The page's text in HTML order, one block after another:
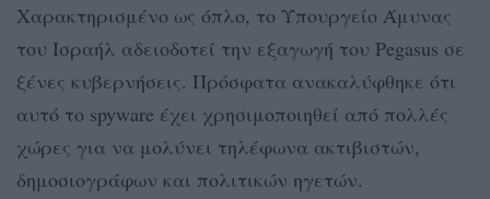
Χαρακτηρισμένο ως όπλο, το Υπουργείο Άμυνας
του Ισραήλ αδειοδοτεί την εξαγωγή του Pegasus σε
ξένες κυβερνήσεις. Πρόσφατα ανακαλύφθηκε ότι
αυτό το spyware έχει χρησιμοποιηθεί από πολλές
χώρες για να μολύνει τηλέφωνα ακτιβιστών,
δημοσιογράφων και πολιτικών ηγετών.